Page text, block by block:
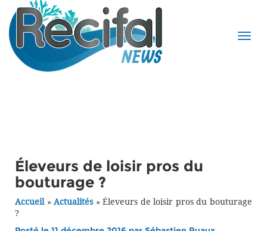
Éleveurs de loisir pros du
bouturage ?
Accueil»Actualités»Éleveurs de loisir pros du bouturage
?